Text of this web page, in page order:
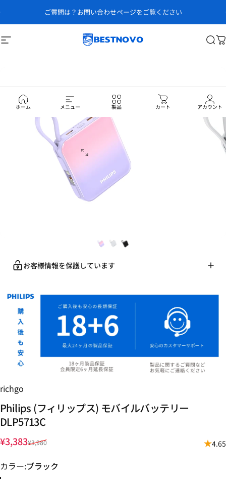
ご質問は？お問い合わせページをご覧ください
スライドショーを一時停止
サイトナビゲーションベストノボ 検索
ホーム メニュー 製品 カート アカウント
お客様情報を保護しています
richgo
Philips (フィリップス) モバイルバッテリー
DLP5713C
販売価格
¥3,383
通常価格¥3,980 4.65
カラー
カラー:ブラック